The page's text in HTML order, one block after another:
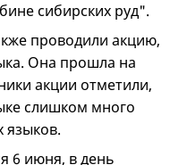
сибирских руд".
проводили акцию,
Она прошла на
акции отметили,
слишком много
языков.
6 июня, в день